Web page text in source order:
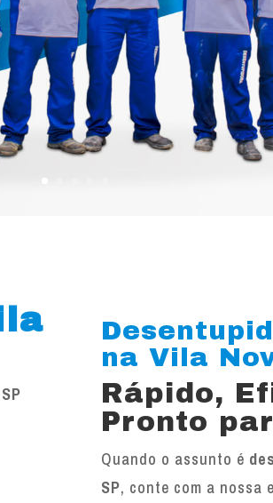
na Vila
Rápido,
Pronto
Quando o assunto é
SP, conte com a nossa